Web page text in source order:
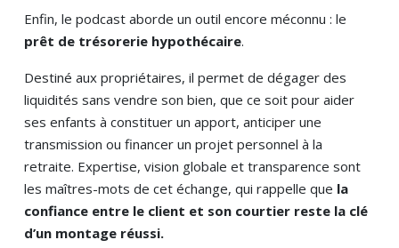
Enfin, le podcast aborde un outil encore méconnu : le
prêt de trésorerie hypothécaire.
Destiné aux propriétaires, il permet de dégager des
liquidités sans vendre son bien, que ce soit pour aider
ses enfants à constituer un apport, anticiper une
transmission ou financer un projet personnel à la
retraite. Expertise, vision globale et transparence sont
les maîtres-mots de cet échange, qui rappelle que la
confiance entre le client et son courtier reste la clé
d’un montage réussi.